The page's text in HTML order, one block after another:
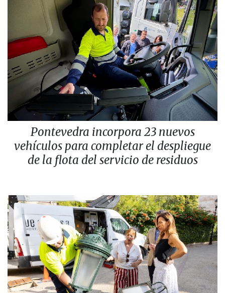
Pontevedra incorpora 23 nuevos
vehículos para completar el despliegue
de la flota del servicio de residuos